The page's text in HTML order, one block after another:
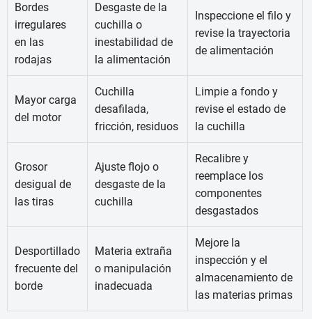
Bordes
irregulares
en las
rodajas
Desgaste de la
cuchilla o
inestabilidad de
la alimentación
Inspeccione el filo y
revise la trayectoria
de alimentación
Mayor carga
del motor
Cuchilla
desafilada,
fricción, residuos
Limpie a fondo y
revise el estado de
la cuchilla
Grosor
desigual de
las tiras
Ajuste flojo o
desgaste de la
cuchilla
Recalibre y
reemplace los
componentes
desgastados
Desportillado
frecuente del
borde
Materia extraña
o manipulación
inadecuada
Mejore la
inspección y el
almacenamiento de
las materias primas